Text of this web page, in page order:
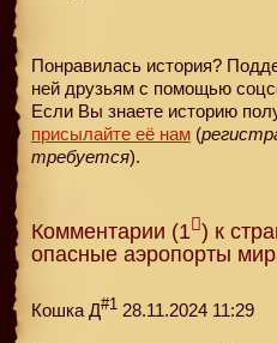
Понравилась история?
ней друзьям с помощью
Если Вы знаете историю
присылайте её нам (
требуется).
Комментарии (1 ) к
опасные аэропорты
Кошка Д#1 28.11.2024 11:29